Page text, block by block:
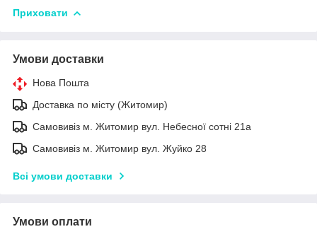
Приховати
Умови доставки
Нова Пошта
Доставка по місту (Житомир)
Самовивіз м. Житомир вул. Небесної сотні 21а
Самовивіз м. Житомир вул. Жуйко 28
Всі умови доставки
Умови оплати